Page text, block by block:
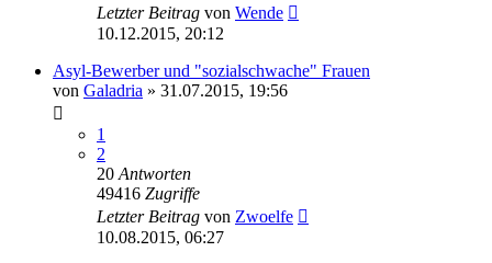
Letzter Beitrag von Wende
10.12.2015, 20:12
Asyl-Bewerber und "sozialschwache" Frauen
von Galadria » 31.07.2015, 19:56
1
2
20 Antworten
49416 Zugriffe
Letzter Beitrag von Zwoelfe
10.08.2015, 06:27